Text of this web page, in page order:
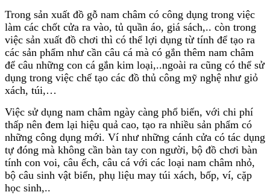
Trong sản xuất đồ gỗ nam châm có công dụng trong việc
làm các chốt cửa ra vào, tủ quần áo, giá sách,.. còn trong
việc sản xuất đồ chơi thì có thể lợi dụng từ tính để tạo ra
các sản phẩm như cần câu cá mà có gắn thêm nam châm
để câu những con cá gắn kim loại,..ngoài ra cũng có thể sử
dụng trong việc chế tạo các đồ thủ công mỹ nghệ như giỏ
xách, túi,…
Việc sử dụng nam châm ngày càng phổ biến, với chi phí
thấp nên đem lại hiệu quả cao, tạo ra nhiều sản phẩm có
những công dụng mới. Ví như những cánh cửa có tác dụng
tự đóng mà không cần bàn tay con người, bộ đồ chơi bàn
tính con voi, câu ếch, câu cá với các loại nam châm nhỏ,
bộ câu sinh vật biển, phụ liệu may túi xách, bốp, ví, cặp
học sinh,..